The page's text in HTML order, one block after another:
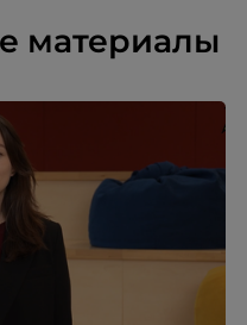
материалы